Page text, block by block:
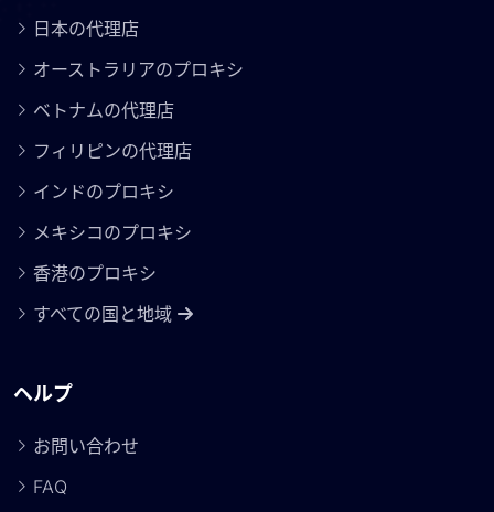
日本の代理店
オーストラリアのプロキシ
ベトナムの代理店
フィリピンの代理店
インドのプロキシ
メキシコのプロキシ
香港のプロキシ
すべての国と地域
ヘルプ
お問い合わせ
FAQ